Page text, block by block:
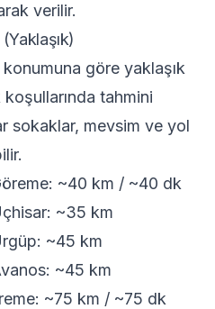
verilir.
göre yaklaşık
tahmini
sokaklar, mevsim ve yol
~40 km / ~40 dk
~35 km
~45 km
~45 km
~75 km / ~75 dk